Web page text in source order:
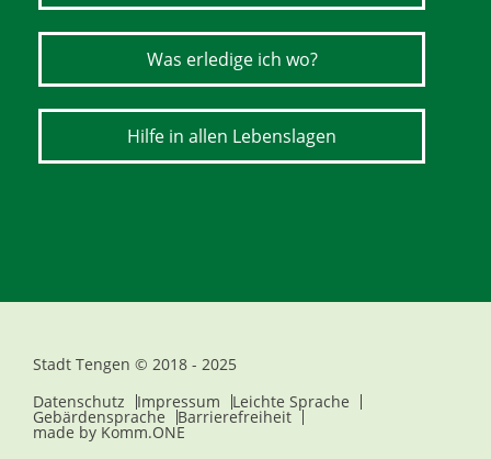
Was erledige ich wo?
Hilfe in allen Lebenslagen
Stadt Tengen © 2018 - 2025
Datenschutz
Impressum Leichte Sprache
Gebärdensprache Barrierefreiheit
made by Komm.ONE